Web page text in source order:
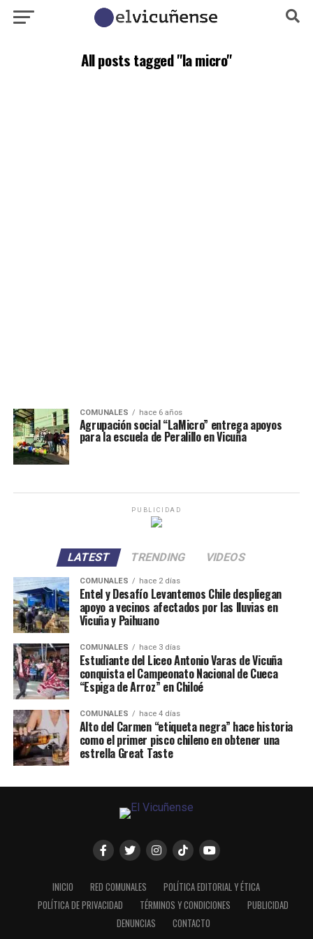
All posts tagged "la micro"
COMUNALES hace 6 años
Agrupación social “LaMicro” entrega apoyos
para la escuela de Peralillo en Vicuña
PUBLICIDAD
LATEST TRENDING VIDEOS
COMUNALES hace 2 días
Entel y Desafío Levantemos Chile despliegan
apoyo a vecinos afectados por las lluvias en
Vicuña y Paihuano
COMUNALES hace 3 días
Estudiante del Liceo Antonio Varas de Vicuña
conquista el Campeonato Nacional de Cueca
“Espiga de Arroz” en Chiloé
COMUNALES hace 4 días
Alto del Carmen “etiqueta negra” hace historia
como el primer pisco chileno en obtener una
estrella Great Taste
INICIO RED COMUNALES
POLÍTICA EDITORIAL Y ÉTICA
POLÍTICA DE PRIVACIDAD
TÉRMINOS Y CONDICIONES
PUBLICIDAD
DENUNCIAS
CONTACTO